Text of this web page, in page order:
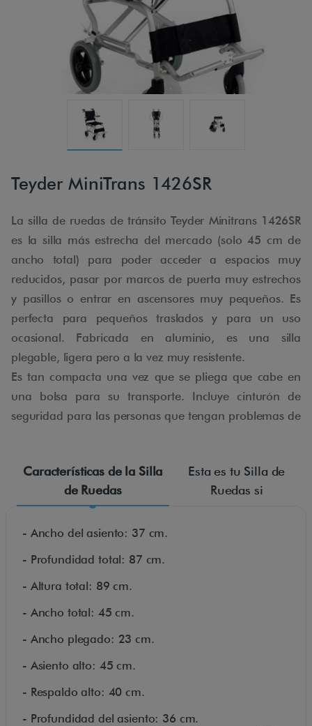
Teyder MiniTrans 1426SR
La silla de ruedas de tránsito Teyder Minitrans 1426SR
es la silla más estrecha del mercado (solo 45 cm de
ancho total) para poder acceder a espacios muy
reducidos, pasar por marcos de puerta muy estrechos
y pasillos o entrar en ascensores muy pequeños. Es
perfecta para pequeños traslados y para un uso
ocasional. Fabricada en aluminio, es una silla
plegable, ligera pero a la vez muy resistente.
Es tan compacta una vez que se pliega que cabe en
una bolsa para su transporte. Incluye cinturón de
seguridad para las personas que tengan problemas de
Incorpora frenos de bloqueo. Bolsillo portaobjetos en
el respaldo.
Características de la Silla
de Ruedas
Esta es tu Silla de
Ruedas si
- Ancho del asiento: 37 cm.
- Profundidad total: 87 cm.
- Altura total: 89 cm.
- Ancho total: 45 cm.
- Ancho plegado: 23 cm.
- Asiento alto: 45 cm.
- Respaldo alto: 40 cm.
- Profundidad del asiento: 36 cm.